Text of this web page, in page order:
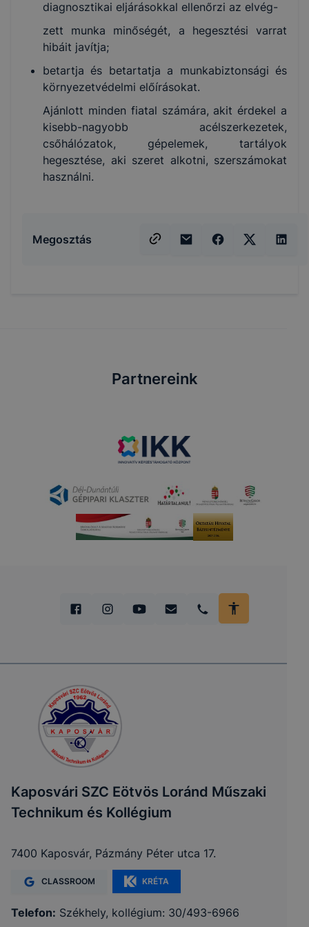
diagnosztikai eljárásokkal ellenőrzi az elvég-
zett munka minőségét, a hegesztési varrat
hibáit javítja;
betartja és betartatja a munkabiztonsági és
környezetvédelmi előírásokat.
Ajánlott minden fiatal számára, akit érdekel a
kisebb-nagyobb acélszerkezetek,
csőhálózatok, gépelemek, tartályok
hegesztése, aki szeret alkotni, szerszámokat
használni.
Megosztás
Partnereink
Kaposvári SZC Eötvös Loránd Műszaki
Technikum és Kollégium
7400 Kaposvár, Pázmány Péter utca 17.
CLASSROOM KRÉTA
Telefon: Székhely, kollégium: 30/493-6966